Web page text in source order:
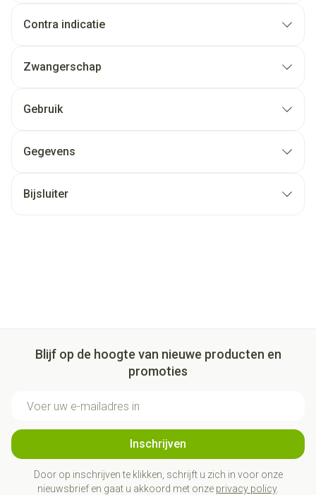
Contra indicatie
Zwangerschap
Gebruik
Gegevens
Bijsluiter
Blijf op de hoogte van nieuwe producten en
promoties
Inschrijven
Door op inschrijven te klikken, schrijft u zich in voor onze
nieuwsbrief en gaat u akkoord met onze privacy policy.